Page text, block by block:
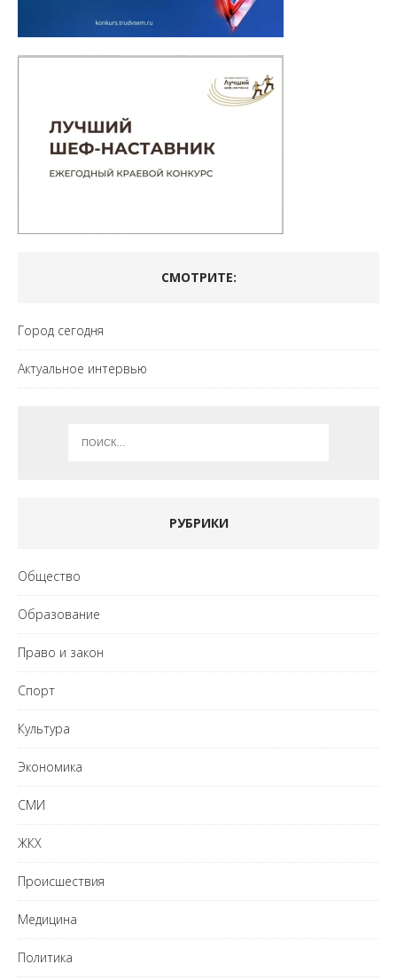
СМОТРИТЕ:
Город сегодня
Актуальное интервью
РУБРИКИ
Общество
Образование
Право и закон
Спорт
Культура
Экономика
СМИ
ЖКХ
Происшествия
Медицина
Политика